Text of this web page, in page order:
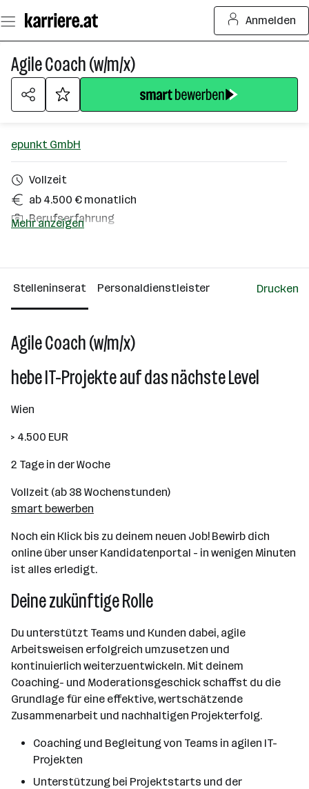
Seiteninhalt
springen
Anmelden
Agile Coach (w/m/x)
epunkt GmbH
Vollzeit
ab 4.500 € monatlich
Berufserfahrung
Über das Unternehmen
Linz
Mehr anzeigen
Stelleninserat Personaldienstleister Drucken
Agile Coach (w/m/x)
hebe IT-Projekte auf das nächste Level
Wien
> 4.500 EUR
2 Tage in der Woche
Vollzeit (ab 38 Wochenstunden)
smart bewerben
Noch ein Klick bis zu deinem neuen Job! Bewirb dich
online über unser Kandidatenportal - in wenigen Minuten
ist alles erledigt.
Deine zukünftige Rolle
Du unterstützt Teams und Kunden dabei, agile
Arbeitsweisen erfolgreich umzusetzen und
kontinuierlich weiterzuentwickeln. Mit deinem
Coaching- und Moderationsgeschick schaffst du die
Grundlage für eine effektive, wertschätzende
Zusammenarbeit und nachhaltigen Projekterfolg.
Coaching und Begleitung von Teams in agilen IT-
Projekten
Unterstützung bei Projektstarts und der